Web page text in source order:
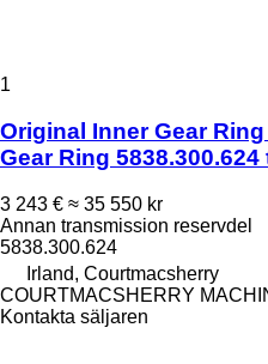
1
Original Inner Gear
Gear Ring
3 243 € ≈ 35 550 kr
Annan transmission reservdel
5838.300.624
Irland, Courtmacsherry
COURTMACSHERRY
Kontakta säljaren